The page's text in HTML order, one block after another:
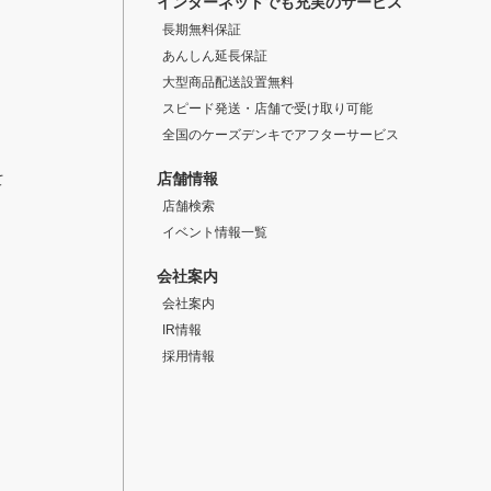
長期無料保証
あんしん延長保証
大型商品配送設置無料
スピード発送・店舗で受け取り可能
全国のケーズデンキでアフターサービス
店舗情報
店舗検索
イベント情報一覧
会社案内
会社案内
IR情報
採用情報